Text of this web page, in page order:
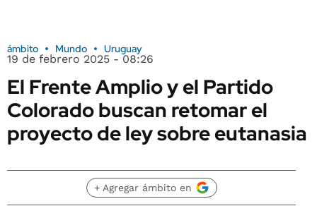
ámbito Mundo Uruguay
19 de febrero 2025 - 08:26
El Frente Amplio y el Partido
Colorado buscan retomar el
proyecto de ley sobre eutanasia
+ Agregar ámbito en